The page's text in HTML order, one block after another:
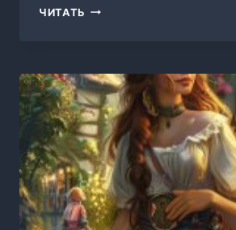
ЧИТАТЬ ИСТОРИЯ
ТОМ
2